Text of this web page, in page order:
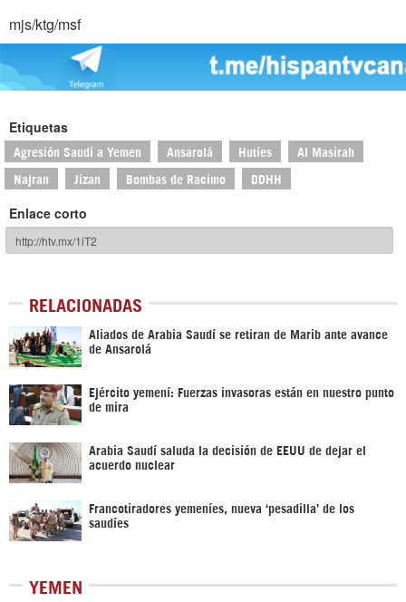
mjs/ktg/msf
Etiquetas
Agresión Saudí a Yemen Ansarolá Hutíes Al Masirah
Najran Jizan Bombas de Racimo DDHH
Enlace corto
RELACIONADAS
Aliados de Arabia Saudí se retiran de Marib ante avance
de Ansarolá
Ejército yemení: Fuerzas invasoras están en nuestro punto
de mira
Arabia Saudí saluda la decisión de EEUU de dejar el
acuerdo nuclear
Francotiradores yemeníes, nueva ‘pesadilla’ de los
saudíes
YEMEN